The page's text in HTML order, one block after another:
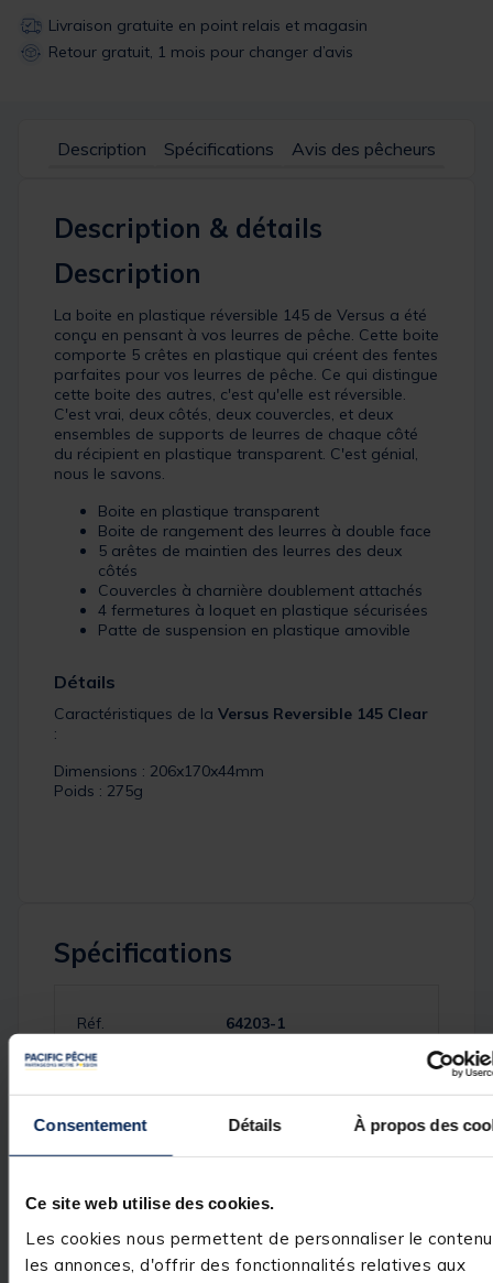
Consentement Détails À propos des
Ce site web utilise des cookies.
Les cookies nous permettent de personnaliser le
les annonces, d'offrir des fonctionnalités relatives aux
Livraison gratuite en point relais et magasin
Retour gratuit, 1 mois pour changer d’avis
Description Spécifications Avis des pêcheurs
Description & détails
Description
La boite en plastique réversible 145 de Versus a été
conçu en pensant à vos leurres de pêche. Cette boite
comporte 5 crêtes en plastique qui créent des fentes
parfaites pour vos leurres de pêche. Ce qui distingue
cette boite des autres, c'est qu'elle est réversible.
C'est vrai, deux côtés, deux couvercles, et deux
ensembles de supports de leurres de chaque côté
du récipient en plastique transparent. C'est génial,
nous le savons.
Boite en plastique transparent
Boite de rangement des leurres à double face
5 arêtes de maintien des leurres des deux
côtés
Couvercles à charnière doublement attachés
4 fermetures à loquet en plastique sécurisées
Patte de suspension en plastique amovible
Détails
Caractéristiques de la Versus Reversible 145 Clear
:
Dimensions : 206x170x44mm
Poids : 275g
Spécifications
Réf.
64203-1
Marque
5
/5
Avis vérifié